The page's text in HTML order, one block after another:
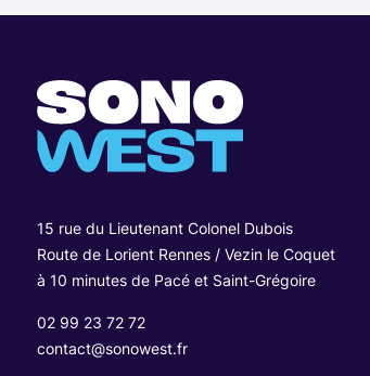
15 rue du Lieutenant Colonel Dubois
Route de Lorient Rennes / Vezin le Coquet
à 10 minutes de Pacé et Saint-Grégoire
02 99 23 72 72
contact@sonowest.fr